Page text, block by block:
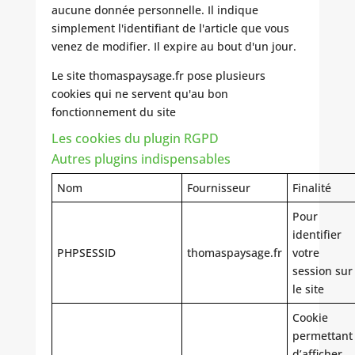
aucune donnée personnelle. Il indique
simplement l'identifiant de l'article que vous
venez de modifier. Il expire au bout d'un jour.
Le site thomaspaysage.fr pose plusieurs
cookies qui ne servent qu'au bon
fonctionnement du site
Les cookies du plugin RGPD
Autres plugins indispensables
Nom Fournisseur Finalité
PHPSESSID thomaspaysage.fr
Pour
identifier
votre
session sur
le site
Cookie
permettant